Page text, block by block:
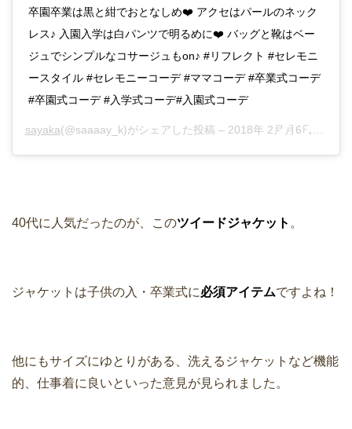
卒園卒業は黒と紺でおとなしめ❤️ アクセはパールのネック
レス♪ 入園入学は白パンツで明るめに❤️ バッグと靴はベー
ジュでシンプルなコサージュもon♪ #リフレクト #セレモニ
ースタイル #セレモニーコーデ #ママコーデ #卒業式コーデ
#卒園式コーデ #入学式コーデ#入園式コーデ
sayaka(@saaaay_k)がシェアした投稿 – 2018年 2月月6日午後3時39分PST
40代に人気だったのが、このツイードジャケット 。
ジャケットは子供の入・卒業式に必須アイテムですよね！
他にもサイズにゆとりがある、洗えるジャケットなど機能
的、仕事着に良いといった意見が見られました。